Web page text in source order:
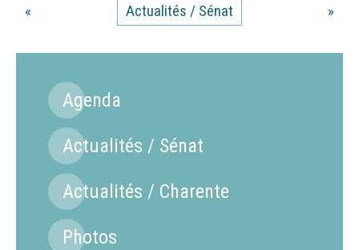
« Actualités / Sénat »
Agenda
Actualités / Sénat
Actualités / Charente
Photos